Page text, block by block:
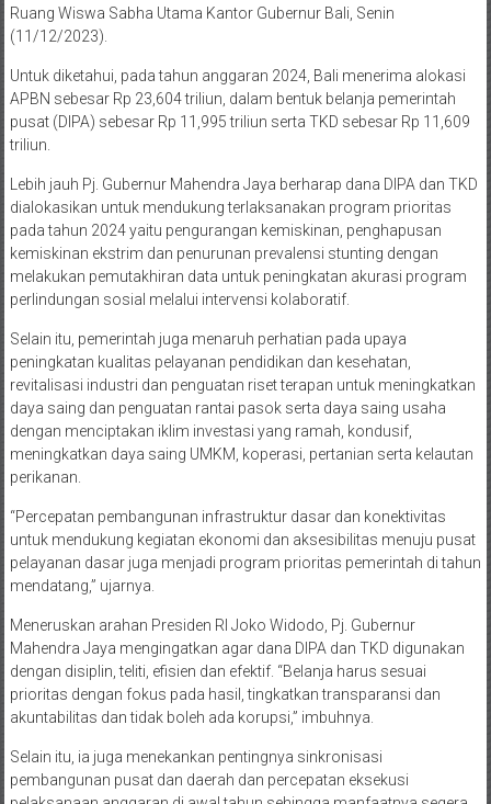
Ruang Wiswa Sabha Utama Kantor Gubernur Bali, Senin
(11/12/2023).
Untuk diketahui, pada tahun anggaran 2024, Bali menerima alokasi
APBN sebesar Rp 23,604 triliun, dalam bentuk belanja pemerintah
pusat (DIPA) sebesar Rp 11,995 triliun serta TKD sebesar Rp 11,609
triliun.
Lebih jauh Pj. Gubernur Mahendra Jaya berharap dana DIPA dan TKD
dialokasikan untuk mendukung terlaksanakan program prioritas
pada tahun 2024 yaitu pengurangan kemiskinan, penghapusan
kemiskinan ekstrim dan penurunan prevalensi stunting dengan
melakukan pemutakhiran data untuk peningkatan akurasi program
perlindungan sosial melalui intervensi kolaboratif.
Selain itu, pemerintah juga menaruh perhatian pada upaya
peningkatan kualitas pelayanan pendidikan dan kesehatan,
revitalisasi industri dan penguatan riset terapan untuk meningkatkan
daya saing dan penguatan rantai pasok serta daya saing usaha
dengan menciptakan iklim investasi yang ramah, kondusif,
meningkatkan daya saing UMKM, koperasi, pertanian serta kelautan
perikanan.
“Percepatan pembangunan infrastruktur dasar dan konektivitas
untuk mendukung kegiatan ekonomi dan aksesibilitas menuju pusat
pelayanan dasar juga menjadi program prioritas pemerintah di tahun
mendatang,” ujarnya.
Meneruskan arahan Presiden RI Joko Widodo, Pj. Gubernur
Mahendra Jaya mengingatkan agar dana DIPA dan TKD digunakan
dengan disiplin, teliti, efisien dan efektif. “Belanja harus sesuai
prioritas dengan fokus pada hasil, tingkatkan transparansi dan
akuntabilitas dan tidak boleh ada korupsi,” imbuhnya.
Selain itu, ia juga menekankan pentingnya sinkronisasi
pembangunan pusat dan daerah dan percepatan eksekusi